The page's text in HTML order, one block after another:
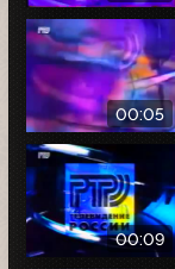
00:05
00:09